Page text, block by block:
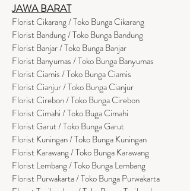
JAWA BARAT
Florist Cikarang/ Toko Bunga Cikarang
Florist Bandung / Toko Bunga Bandung
Florist Banjar / Toko Bunga Banjar
Florist Banyumas / Toko Bunga Banyumas
Florist Ciamis / Toko Bunga Ciamis
Florist Cianjur / Toko Bunga Cianjur
Florist Cirebon / Toko Bunga Cirebon
Florist Cimahi / Toko Buga Cimahi
Florist Garut / Toko Bunga Garut
Florist Kuningan / Toko Bunga Kuningan
Florist Karawang / Toko Bunga Karawang
Florist Lembang / Toko Bunga Lembang
Florist Purwakarta / Toko Bunga Purwakarta